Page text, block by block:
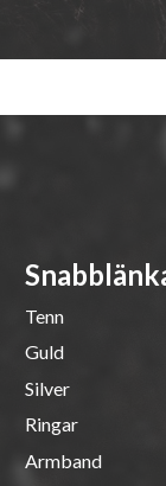
Tenn
Guld
Silver
Ringar
Armband